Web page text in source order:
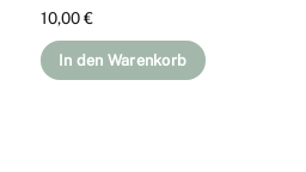
10,00€
In den Warenkorb